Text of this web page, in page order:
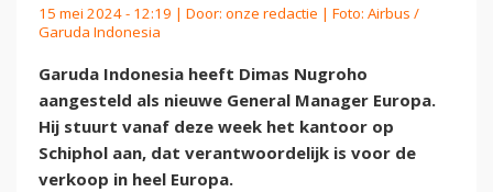
15 mei 2024 - 12:19 | Door: onze redactie | Foto: Airbus /
Garuda Indonesia
Garuda Indonesia heeft Dimas Nugroho
aangesteld als nieuwe General Manager Europa.
Hij stuurt vanaf deze week het kantoor op
Schiphol aan, dat verantwoordelijk is voor de
verkoop in heel Europa.